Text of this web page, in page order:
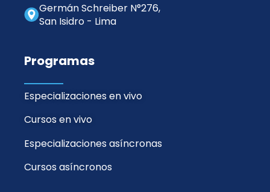
Germán Schreiber N°276,
San Isidro - Lima
Programas
Especializaciones en vivo
Cursos en vivo
Especializaciones asíncronas
Cursos asíncronos